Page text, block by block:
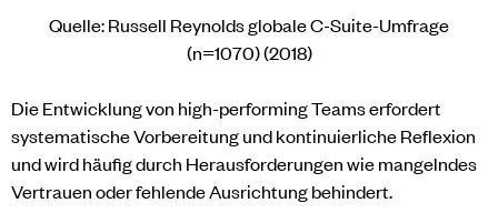
Quelle: Russell Reynolds globale C-Suite-Umfrage
(n=1070) (2018)
Die Entwicklung von high-performing Teams erfordert
systematische Vorbereitung und kontinuierliche Reflexion
und wird häufig durch Herausforderungen wie mangelndes
Vertrauen oder fehlende Ausrichtung behindert.